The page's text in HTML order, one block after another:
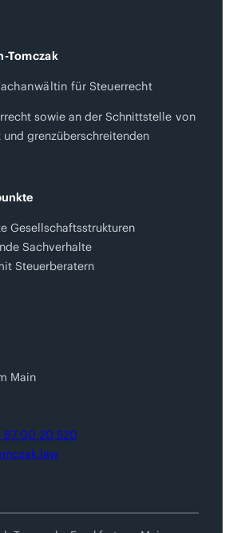
Tomczak
für Steuerrecht
sowie an der Schnittstelle von
grenzüberschreitenden
Gesellschaftsstrukturen
Sachverhalte
Steuerberatern
Main
87 00 20 520